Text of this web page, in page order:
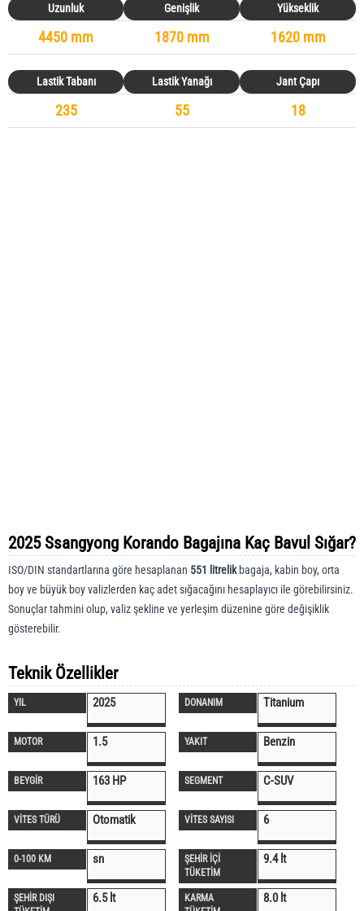
Uzunluk Genişlik Yükseklik
4450 mm 1870 mm 1620 mm
Lastik Tabanı Lastik Yanağı Jant Çapı
235 55 18
2025 Ssangyong Korando Bagajına Kaç Bavul Sığar?
ISO/DIN standartlarına göre hesaplanan 551 litrelikbagaja, kabin boy, orta
boy ve büyük boy valizlerden kaç adet sığacağını hesaplayıcı ile görebilirsiniz.
Sonuçlar tahmini olup, valiz şekline ve yerleşim düzenine göre değişiklik
gösterebilir.
Teknik Özellikler
YIL 2025 DONANIM Titanium
MOTOR 1.5 YAKIT Benzin
BEYGİR 163 HP SEGMENT C-SUV
VİTES TÜRÜ Otomatik VİTES SAYISI 6
0-100 KM sn
ŞEHİR İÇİ
TÜKETİM
9.4 lt
ŞEHİR DIŞI
6.5 lt
KARMA
8.0 lt